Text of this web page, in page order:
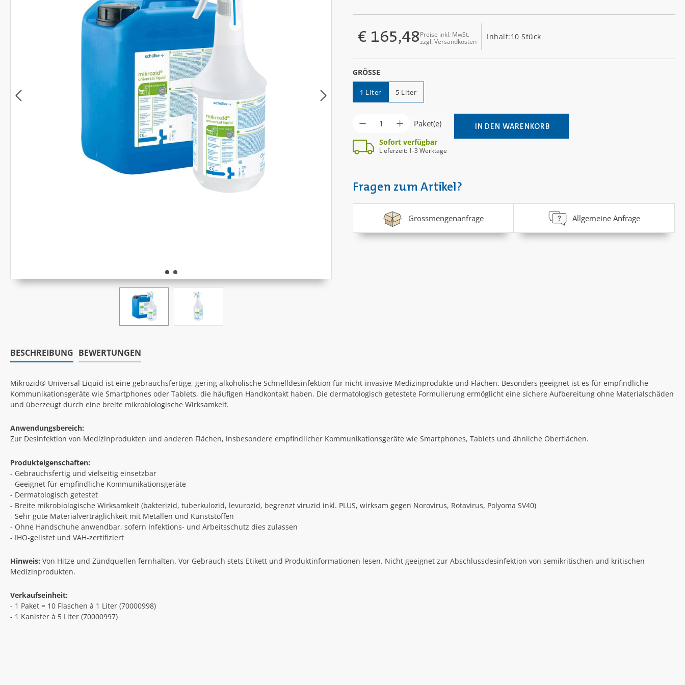
Regulärer Preis:
€ 165,48Preise inkl. MwSt.
zzgl. Versandkosten
Inhalt:10 Stück
GRÖSSE
1 Liter 5 Liter
Produkt Anzahl: Gib den gewünschten Wert ein oder
Paket(e) IN DEN WARENKORB
Sofort verfügbar
Lieferzeit: 1-3 Werktage
Fragen zum Artikel?
Grossmengenanfrage Allgemeine Anfrage
BESCHREIBUNG BEWERTUNGEN
Mikrozid® Universal Liquid ist eine gebrauchsfertige, gering alkoholische Schnelldesinfektion für nicht-invasive Medizinprodukte und Flächen. Besonders geeignet ist es für empfindliche
Kommunikationsgeräte wie Smartphones oder Tablets, die häufigen Handkontakt haben. Die dermatologisch getestete Formulierung ermöglicht eine sichere Aufbereitung ohne Materialschäden
und überzeugt durch eine breite mikrobiologische Wirksamkeit.
Anwendungsbereich:
Zur Desinfektion von Medizinprodukten und anderen Flächen, insbesondere empfindlicher Kommunikationsgeräte wie Smartphones, Tablets und ähnliche Oberflächen.
Produkteigenschaften:
- Gebrauchsfertig und vielseitig einsetzbar
- Geeignet für empfindliche Kommunikationsgeräte
- Dermatologisch getestet
- Breite mikrobiologische Wirksamkeit (bakterizid, tuberkulozid, levurozid, begrenzt viruzid inkl. PLUS, wirksam gegen Norovirus, Rotavirus, Polyoma SV40)
- Sehr gute Materialverträglichkeit mit Metallen und Kunststoffen
- Ohne Handschuhe anwendbar, sofern Infektions- und Arbeitsschutz dies zulassen
- IHO-gelistet und VAH-zertifiziert
Hinweis: Von Hitze und Zündquellen fernhalten. Vor Gebrauch stets Etikett und Produktinformationen lesen. Nicht geeignet zur Abschlussdesinfektion von semikritischen und kritischen
Medizinprodukten.
Verkaufseinheit:
- 1 Paket = 10 Flaschen à 1 Liter (70000998)
- 1 Kanister à 5 Liter (70000997)